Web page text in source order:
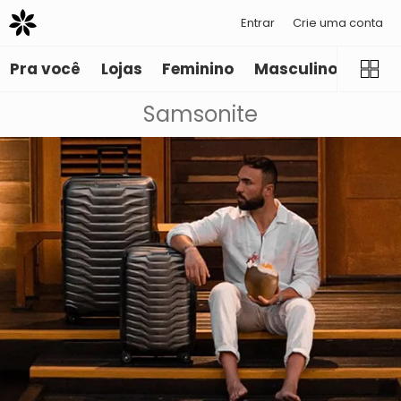
Entrar Crie uma conta
Pra você Lojas Feminino Masculino
Samsonite